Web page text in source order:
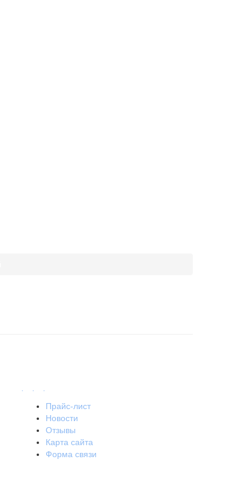
Прайс-лист
Новости
Отзывы
Карта сайта
Форма связи